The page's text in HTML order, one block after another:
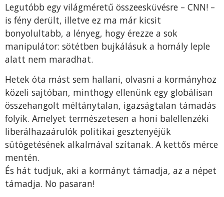
Legutóbb egy világméretű összeesküvésre – CNN! –
is fény derült, illetve ez ma már kicsit
bonyolultabb, a lényeg, hogy érezze a sok
manipulátor: sötétben bujkálásuk a homály leple
alatt nem maradhat.
Hetek óta mást sem hallani, olvasni a kormányhoz
közeli sajtóban, minthogy ellenünk egy globálisan
összehangolt méltánytalan, igazságtalan támadás
folyik. Amelyet természetesen a honi balellenzéki
liberálhazaárulók politikai gesztenyéjük
sütögetésének alkalmával szítanak. A kettős mérce
mentén.
És hát tudjuk, aki a kormányt támadja, az a népet
támadja. No pasaran!